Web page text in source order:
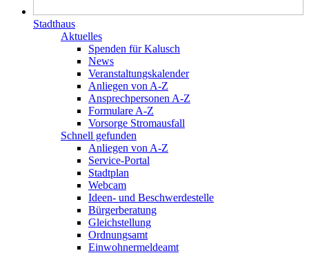
Stadthaus
Aktuelles
Spenden für Kalusch
News
Veranstaltungskalender
Anliegen von A-Z
Ansprechpersonen A-Z
Formulare A-Z
Vorsorge Stromausfall
Schnell gefunden
Anliegen von A-Z
Service-Portal
Stadtplan
Webcam
Ideen- und Beschwerdestelle
Bürgerberatung
Gleichstellung
Ordnungsamt
Einwohnermeldeamt